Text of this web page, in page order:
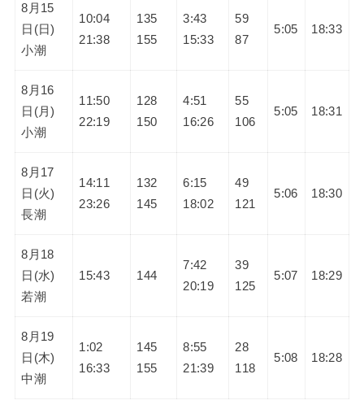
8月15
日(日)
小潮
10:04
21:38
135
155
3:43
15:33
59
87
5:05 18:33
8月16
日(月)
小潮
11:50
22:19
128
150
4:51
16:26
55
106
5:05 18:31
8月17
日(火)
長潮
14:11
23:26
132
145
6:15
18:02
49
121
5:06 18:30
8月18
日(水)
若潮
15:43 144
7:42
20:19
39
125
5:07 18:29
8月19
日(木)
中潮
1:02
16:33
145
155
8:55
21:39
28
118
5:08 18:28